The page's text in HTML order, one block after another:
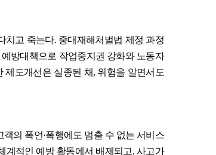
치고 죽는다. 중대재해처벌법 제정 과정
방대책으로 작업중지권 강화와 노동자
제도개선은 실종된 채, 위험을 알면서도
객의 폭언·폭행에도 멈출 수 없는 서비스
계적인 예방 활동에서 배제되고,사고가